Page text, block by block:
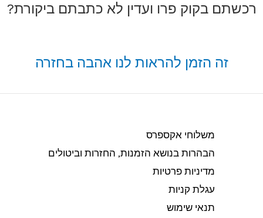
רכשתם בקוק פרו ועדין לא כתבתם ביקורת?
זה הזמן להראות לנו אהבה בחזרה
משלוחי אקספרס
הבהרות בנושא הזמנות, החזרות וביטולים​
מדיניות פרטיות
עגלת קניות
תנאי שימוש